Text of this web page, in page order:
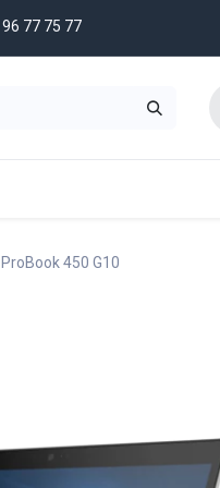
77 75 77
ProBook 450 G10